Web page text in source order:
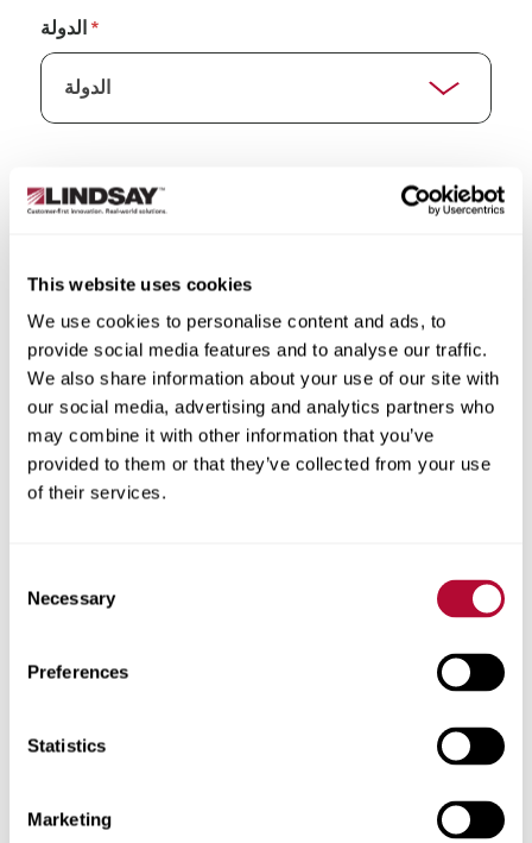
This website uses cookies
We use cookies to personalise content and ads, to
provide social media features and to analyse our traffic.
We also share information about your use of our site with
our social media, advertising and analytics partners who
may combine it with other information that you’ve
provided to them or that they’ve collected from your use
of their services.
Selection
Necessary
Preferences
Statistics
Marketing
الدولة
المدينة
الرمز البريدي